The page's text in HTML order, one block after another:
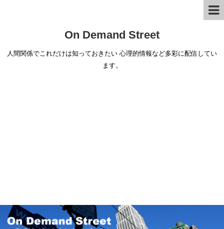
On Demand Street
人間関係でこれだけは知っておきたい 心理的情報など多彩に配信してい
ます。